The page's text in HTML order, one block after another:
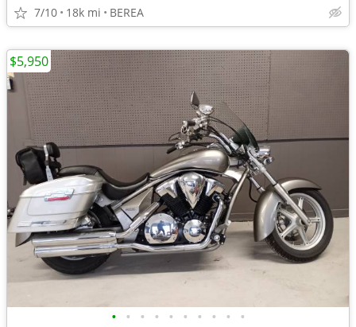
7/10 18k mi BEREA
• • • • • • • • • •
$5,950